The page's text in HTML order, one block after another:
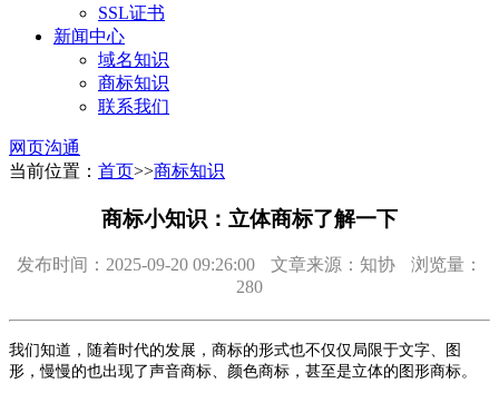
SSL证书
新闻中心
域名知识
商标知识
联系我们
网页沟通
当前位置： 首页>>商标知识
商标小知识：立体商标了解一下
发布时间：2025-09-20 09:26:00 文章来源：知协
浏览量：
280
我们知道，随着时代的发展，商标的形式也不仅仅局限于文字、图
形，慢慢的也出现了声音商标、颜色商标，甚至是立体的图形商标。